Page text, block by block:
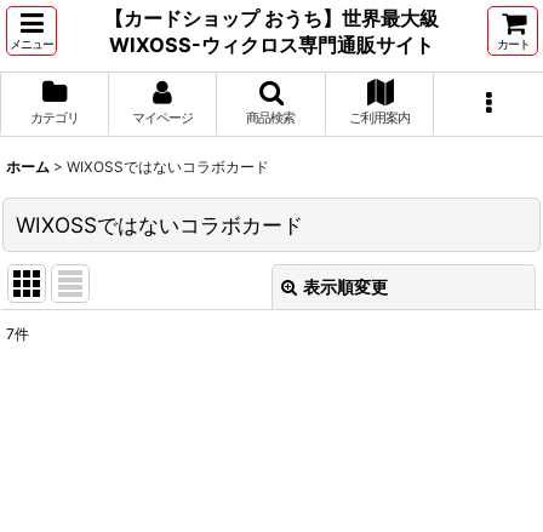
メニュー
【カードショップ おうち】世界最大級
WIXOSS-ウィクロス専門通販サイト
カート
カテゴリ マイページ 商品検索 ご利用案内
ホーム > WIXOSSではないコラボカード
WIXOSSではないコラボカード
表示順変更
7件